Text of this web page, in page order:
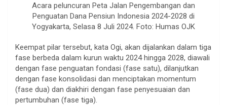
Acara peluncuran Peta Jalan Pengembangan dan
Penguatan Dana Pensiun Indonesia 2024-2028 di
Yogyakarta, Selasa 8 Juli 2024. Foto: Humas OJK
Keempat pilar tersebut, kata Ogi, akan dijalankan dalam tiga
fase berbeda dalam kurun waktu 2024 hingga 2028, diawali
dengan fase penguatan fondasi (fase satu), dilanjutkan
dengan fase konsolidasi dan menciptakan momentum
(fase dua) dan diakhiri dengan fase penyesuaian dan
pertumbuhan (fase tiga).